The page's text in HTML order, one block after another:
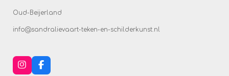
Oud-Beijerland
info@sandralievaart-teken-en-schilderkunst.nl
I
F